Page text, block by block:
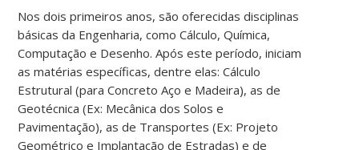
Nos dois primeiros anos, são oferecidas disciplinas
básicas da Engenharia, como Cálculo, Química,
Computação e Desenho. Após este período, iniciam
as matérias específicas, dentre elas: Cálculo
Estrutural (para Concreto Aço e Madeira), as de
Geotécnica (Ex: Mecânica dos Solos e
Pavimentação), as de Transportes (Ex: Projeto
Geométrico e Implantação de Estradas) e de